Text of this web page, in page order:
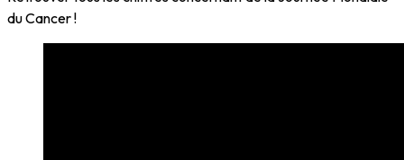
du Cancer !